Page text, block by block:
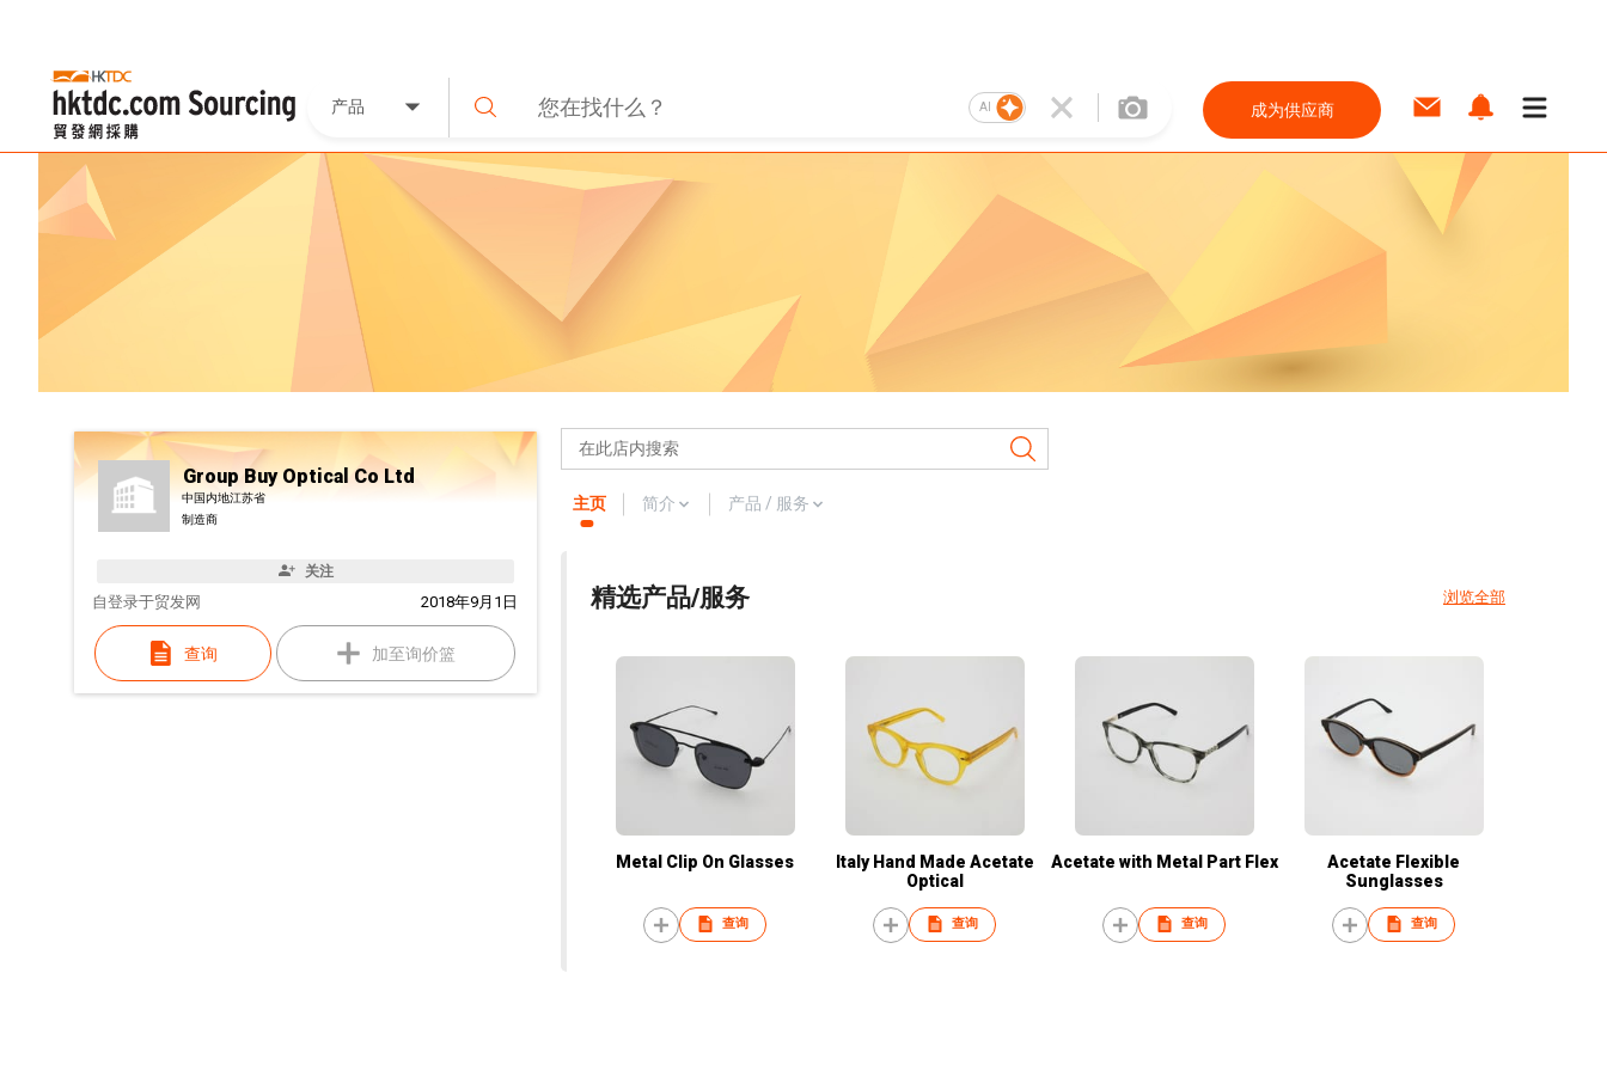
产品 AI 成为供应商
Group Buy Optical Co Ltd
中国内地江苏省
制造商
关注
自 2018年9月1日
登录于贸发网
查询 加至询价篮
主页 简介 产品 / 服务
精选产品/服务 浏览全部
Metal Clip On Glasses
查询
Italy Hand Made Acetate
Optical
查询
Acetate with Metal Part Flex
查询
Acetate Flexible
Sunglasses
查询